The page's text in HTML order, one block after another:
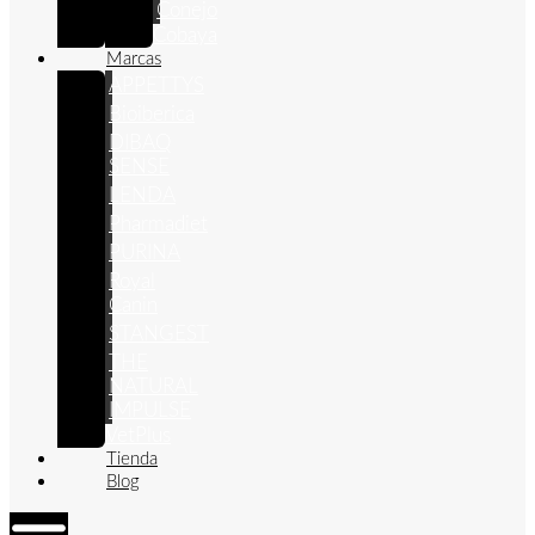
Conejo
Marcas
APPETTYS
Bioiberica
DIBAQ
SENSE
LENDA
Pharmadiet
PURINA
Royal
Canin
STANGEST
NATURAL
Tienda
Blog